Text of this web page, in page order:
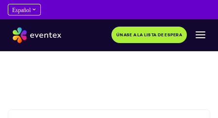
ÚNASE A LA LISTA DE ESPERA